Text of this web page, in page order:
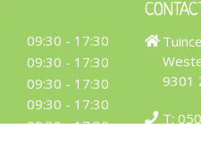
09:30 - 17:30
09:30 - 17:30
09:30 - 17:30
09:30 - 17:30
09:30 - 17:30
9301
T: